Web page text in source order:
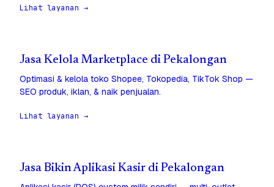
Lihat layanan →
Jasa Kelola Marketplace di Pekalongan
Optimasi & kelola toko Shopee, Tokopedia, TikTok Shop —
SEO produk, iklan, & naik penjualan.
Lihat layanan →
Jasa Bikin Aplikasi Kasir di Pekalongan